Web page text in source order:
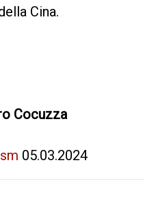
Cina.
Cocuzza
05.03.2024